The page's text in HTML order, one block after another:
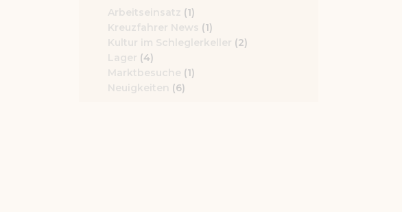
Arbeitseinsatz (1)
Kreuzfahrer News (1)
Kultur im Schleglerkeller (2)
Lager (4)
Marktbesuche (1)
Neuigkeiten (6)